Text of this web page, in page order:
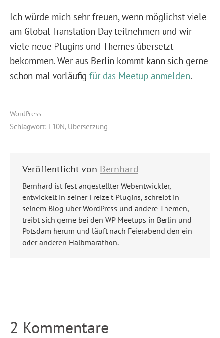
Ich würde mich sehr freuen, wenn möglichst viele
am Global Translation Day teilnehmen und wir
viele neue Plugins und Themes übersetzt
bekommen. Wer aus Berlin kommt kann sich gerne
schon mal vorläufig für das Meetup anmelden.
WordPress
Schlagwort: L10N, Übersetzung
Veröffentlicht von Bernhard
Bernhard ist fest angestellter Webentwickler,
entwickelt in seiner Freizeit Plugins, schreibt in
seinem Blog über WordPress und andere Themen,
treibt sich gerne bei den WP Meetups in Berlin und
Potsdam herum und läuft nach Feierabend den ein
oder anderen Halbmarathon.
2 Kommentare